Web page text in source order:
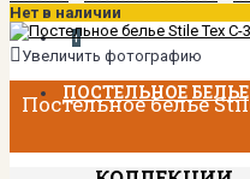
+
ПОСТЕЛЬНОЕ БЕЛЬЕ
Нет в наличии
Увеличить фотографию
Постельное белье